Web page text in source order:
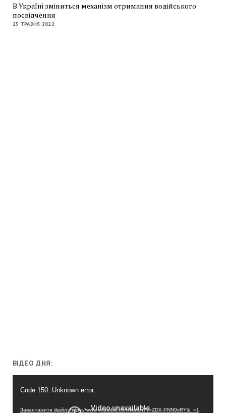
В Україні зміниться механізм отримання водійського
посвідчення
25 ТРАВНЯ 2022
ВІДЕО ДНЯ:
Code 150: Unknown error.
Завантажити файл: https://www.youtube.com/watch?v=ZDX-PNN9sRY&_=1